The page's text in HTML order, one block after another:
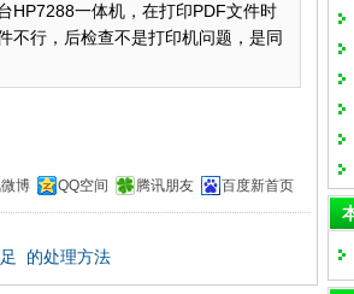
HP7288一体机，在打印PDF文件时
不行，后检查不是打印机问题，是同
博 QQ空间 腾讯朋友 百度新首页
的处理方法